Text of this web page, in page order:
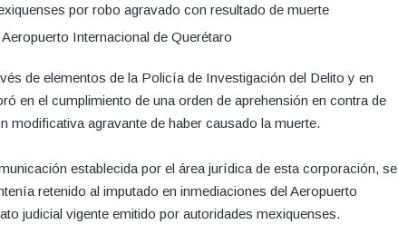
por robo agravado con resultado de muerte
Internacional de Querétaro
de elementos de la Policía de Investigación del Delito y en
en el cumplimiento de una orden de aprehensión en contra de
modificativa agravante de haber causado la muerte.
establecida por el área jurídica de esta corporación, se
retenido al imputado en inmediaciones del Aeropuerto
judicial vigente emitido por autoridades mexiquenses.